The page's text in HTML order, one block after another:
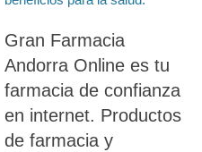
Gran Farmacia
Andorra Online es tu
farmacia de confianza
en internet. Productos
de farmacia y